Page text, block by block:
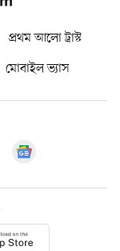
প্রথম আলো ট্রাস্ট
মোবাইল ভ্যাস